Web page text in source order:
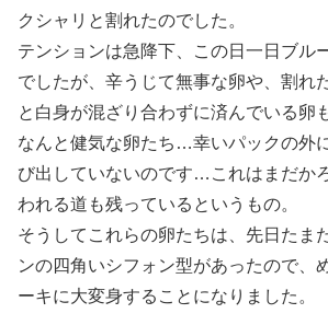
クシャリと割れたのでした。
テンションは急降下、この日一日ブル
でしたが、辛うじて無事な卵や、割れ
と白身が混ざり合わずに済んでいる卵
なんと健気な卵たち…幸いパックの外
び出していないのです…これはまだか
われる道も残っているというもの。
そうしてこれらの卵たちは、先日たま
ンの四角いシフォン型があったので、
ーキに大変身することになりました。